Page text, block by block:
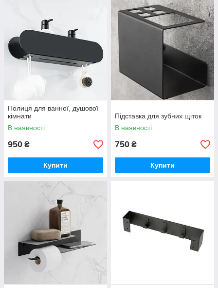
Полиця для ванної, душової
кімнати
В наявності
950 ₴
Купити
Підставка для зубних щіток
В наявності
750 ₴
Купити